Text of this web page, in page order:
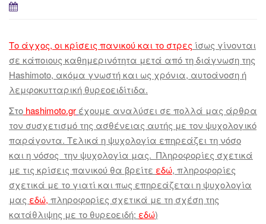
Το άγχος, οι κρίσεις πανικού και το στρες ίσως γίνονται
σε κάποιους καθημερινότητα μετά από τη διάγνωση της
Hashimoto, ακόμα γνωστή και ως χρόνια, αυτοάνοση ή
λεμφοκυτταρική θυρεοειδίτιδα.
Στο hashimoto.gr έχουμε αναλύσει σε πολλά μας άρθρα
τον συσχετισμό της ασθένειας αυτής με τον ψυχολογικό
παράγοντα. Τελικά η ψυχολογία επηρεάζει τη νόσο
και η νόσος την ψυχολογία μας. Πληροφορίες σχετικά
με τις κρίσεις πανικού θα βρείτε εδώ, πληροφορίες
σχετικά με το γιατί και πως επηρεάζεται η ψυχολογία
μας εδώ, πληροφορίες σχετικά με τη σχέση της
κατάθλιψης με το θυρεοειδή: εδώ)